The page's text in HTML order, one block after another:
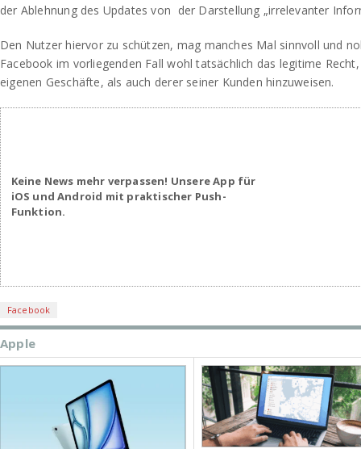
der Ablehnung des Updates von der Darstellung „irrelevanter
Den Nutzer hiervor zu schützen, mag manches Mal sinnvoll und
Facebook im vorliegenden Fall wohl tatsächlich das legitime
eigenen Geschäfte, als auch derer seiner Kunden hinzuweisen.
Keine News mehr verpassen! Unsere App für
iOS und Android mit praktischer Push-
Funktion.
Facebook
Apple